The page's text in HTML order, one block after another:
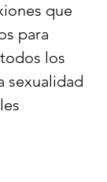
que
para
los
sexualidad